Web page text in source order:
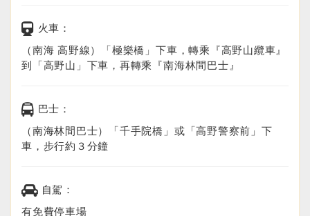
火車：
（南海 高野線）「極樂橋」下車，轉乘『高野山纜車』
到「高野山」下車，再轉乘『南海林間巴士』
巴士：
（南海林間巴士）「千手院橋」或「高野警察前」下
車，步行約３分鐘
自駕：
有免費停車場